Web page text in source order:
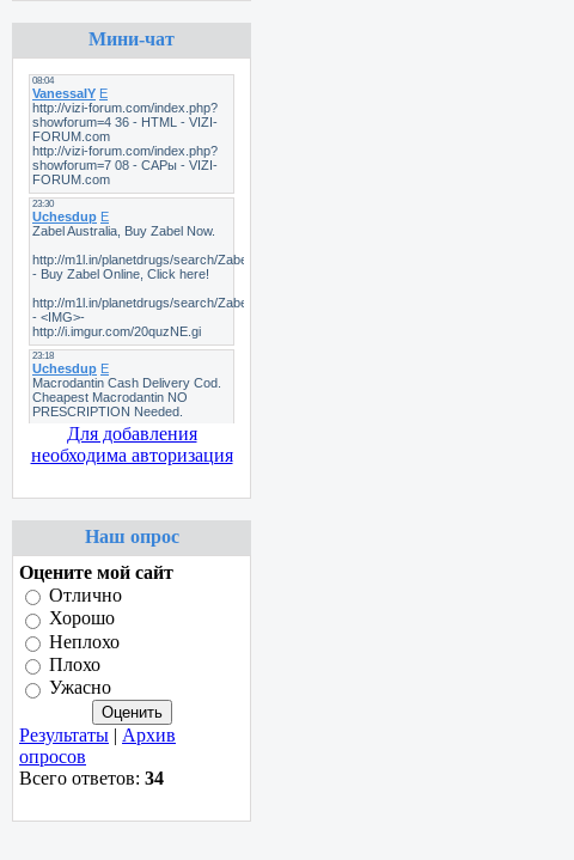
Мини-чат
Для добавления
необходима авторизация
Наш опрос
Оцените мой сайт
Отлично
Хорошо
Неплохо
Плохо
Ужасно
Результаты | Архив
опросов
Всего ответов: 34